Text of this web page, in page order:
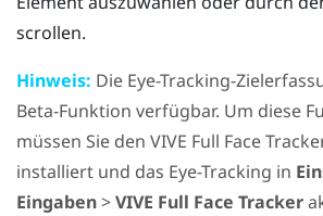
scrollen.
Hinweis: Die Eye-Tracking-
Beta-Funktion verfügbar. Um diese
müssen Sie den VIVE Full Face
installiert und das Eye-Tracking in
Eingaben>VIVE Full Face Tracker